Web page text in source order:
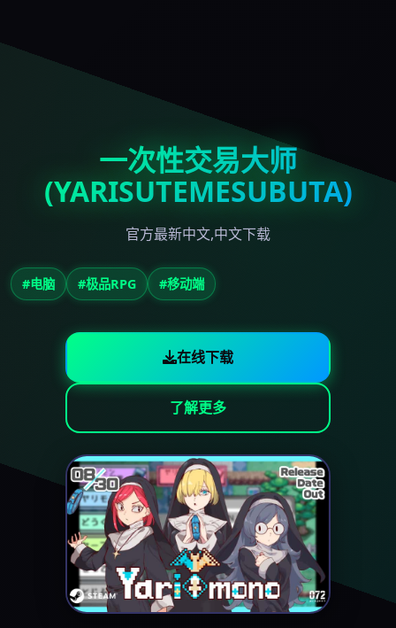
一次性交易大师
(YARISUTEMESUBUTA)
官方最新中文,中文下载
#电脑 #极品RPG #移动端
在线下载
了解更多